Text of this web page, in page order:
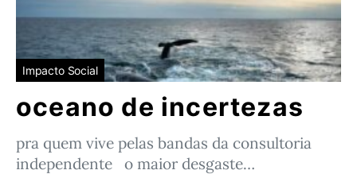
Impacto Social
oceano de incertezas
pra quem vive pelas bandas da consultoria
independente o maior desgaste…